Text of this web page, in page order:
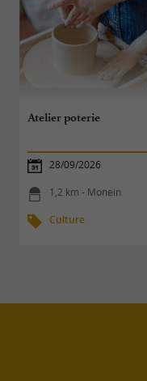
Atelier poterie
28/09/2026
1,2 km - Monein
Culture